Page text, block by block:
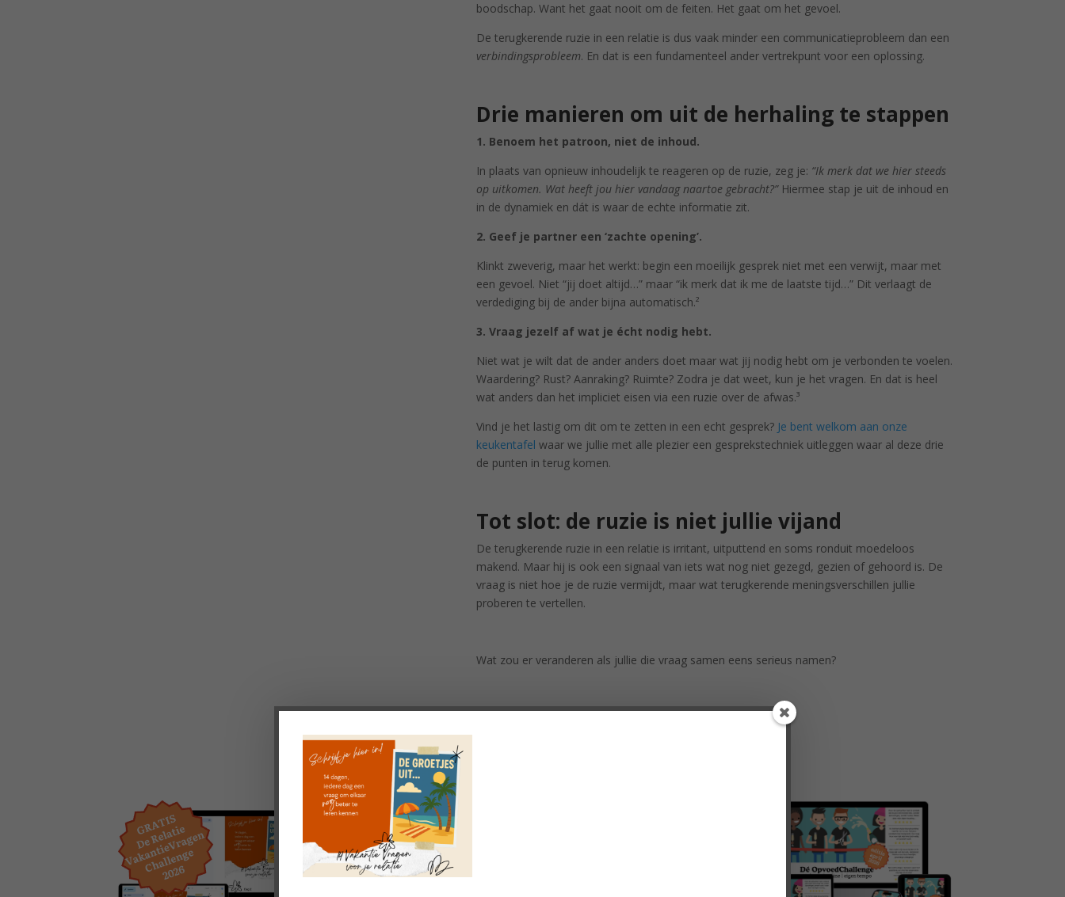
boodschap. Want het gaat nooit om de feiten. Het gaat om het gevoel.
De terugkerende ruzie in een relatie is dus vaak minder een communicatieprobleem dan een
verbindingsprobleem. En dat is een fundamenteel ander vertrekpunt voor een oplossing.
Drie manieren om uit de herhaling te stappen
1. Benoem het patroon, niet de inhoud.
In plaats van opnieuw inhoudelijk te reageren op de ruzie, zeg je: “Ik merk dat we hier steeds
op uitkomen. Wat heeft jou hier vandaag naartoe gebracht?”Hiermee stap je uit de inhoud en
in de dynamiek en dát is waar de echte informatie zit.
2. Geef je partner een ‘zachte opening’.
Klinkt zweverig, maar het werkt: begin een moeilijk gesprek niet met een verwijt, maar met
een gevoel. Niet “jij doet altijd…” maar “ik merk dat ik me de laatste tijd…” Dit verlaagt de
verdediging bij de ander bijna automatisch.²
3. Vraag jezelf af wat je écht nodig hebt.
Niet wat je wilt dat de ander anders doet maar wat jij nodig hebt om je verbonden te voelen.
Waardering? Rust? Aanraking? Ruimte? Zodra je dat weet, kun je het vragen. En dat is heel
wat anders dan het impliciet eisen via een ruzie over de afwas.³
Vind je het lastig om dit om te zetten in een echt gesprek? Je bent welkom aan onze
keukentafel waar we jullie met alle plezier een gesprekstechniek uitleggen waar al deze drie
de punten in terug komen.
Tot slot: de ruzie is niet jullie vijand
De terugkerende ruzie in een relatie is irritant, uitputtend en soms ronduit moedeloos
makend. Maar hij is ook een signaal van iets wat nog niet gezegd, gezien of gehoord is. De
vraag is niet hoe je de ruzie vermijdt, maar wat terugkerende meningsverschillen jullie
proberen te vertellen.
Wat zou er veranderen als jullie die vraag samen eens serieus namen?